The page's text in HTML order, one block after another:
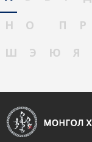
Н
О П Р
Ш
Э Ю Я